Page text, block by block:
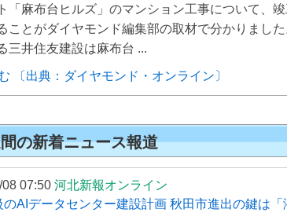
「麻布台ヒルズ」のマンション工事について、
ことがダイヤモンド編集部の取材で分かりまし
三井住友建設は麻布台 ...
〔出典：ダイヤモンド・オンライン〕
の新着ニュース報道
07:50 河北新報オンライン
のAIデータセンター建設計画 秋田市進出の鍵は「